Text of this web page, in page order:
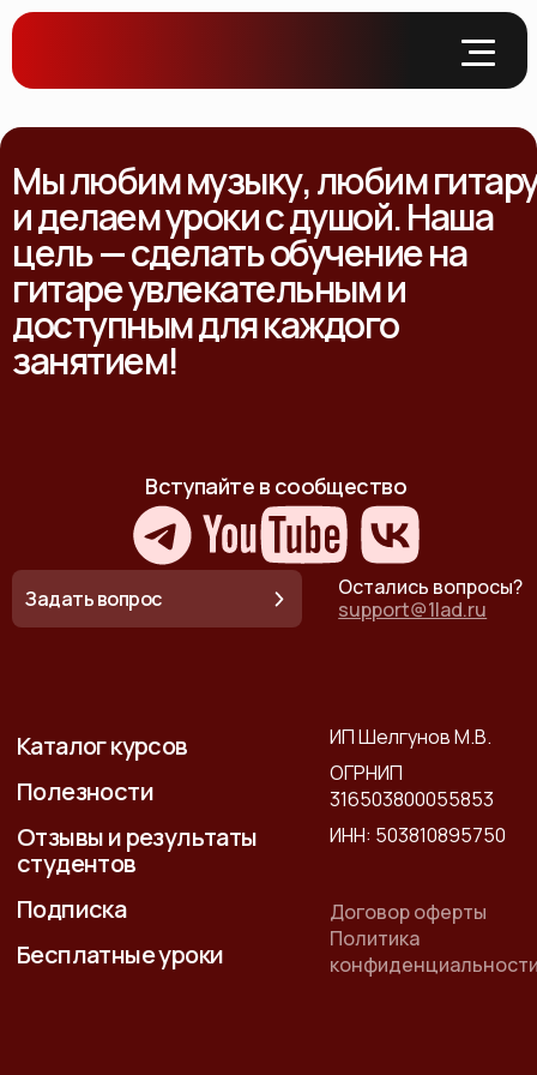
Мы любим музыку, любим
и делаем уроки с душой. Наша
цель — сделать обучение на
гитаре увлекательным и
доступным для каждого
занятием!
Вступайте в сообщество
Остались вопросы?
support@1lad.ru
Задать вопрос
Каталог курсов
Полезности
Отзывы и результаты
студентов
Подписка
Бесплатные уроки
ИП Шелгунов М.В.
ОГРНИП
316503800055853
ИНН: 503810895750
Договор оферты
Политика